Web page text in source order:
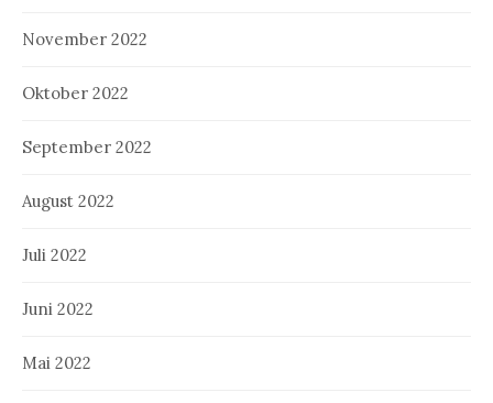
November 2022
Oktober 2022
September 2022
August 2022
Juli 2022
Juni 2022
Mai 2022